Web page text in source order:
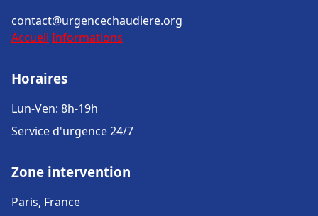
contact@urgencechaudiere.org
Accueil Informations
Horaires
Lun-Ven: 8h-19h
Service d'urgence 24/7
Zone intervention
Paris, France